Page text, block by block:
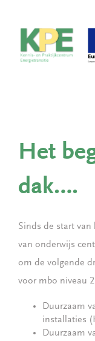
Het
dak….
Sinds de start
van onderwijs
om de volgende
voor mbo niveau
Duurzaam
installaties
Duurzaam